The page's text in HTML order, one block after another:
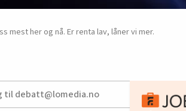
her og nå. Er renta lav, låner vi mer.
til debatt@lomedia.no